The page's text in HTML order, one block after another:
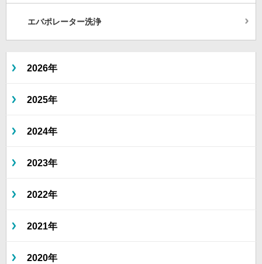
エバポレーター洗浄
2026年
2025年
2024年
2023年
2022年
2021年
2020年